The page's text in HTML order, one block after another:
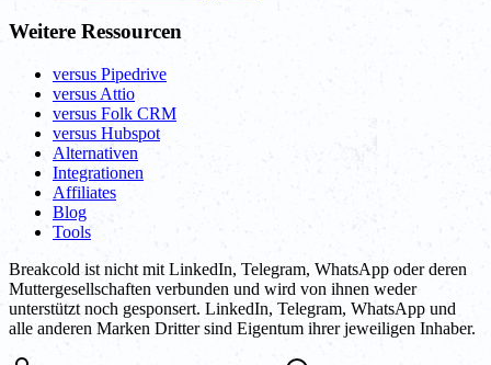
Weitere Ressourcen
versus Pipedrive
versus Attio
versus Folk CRM
versus Hubspot
Alternativen
Integrationen
Affiliates
Blog
Tools
Breakcold ist nicht mit LinkedIn, Telegram, WhatsApp oder deren
Muttergesellschaften verbunden und wird von ihnen weder
unterstützt noch gesponsert. LinkedIn, Telegram, WhatsApp und
alle anderen Marken Dritter sind Eigentum ihrer jeweiligen Inhaber.